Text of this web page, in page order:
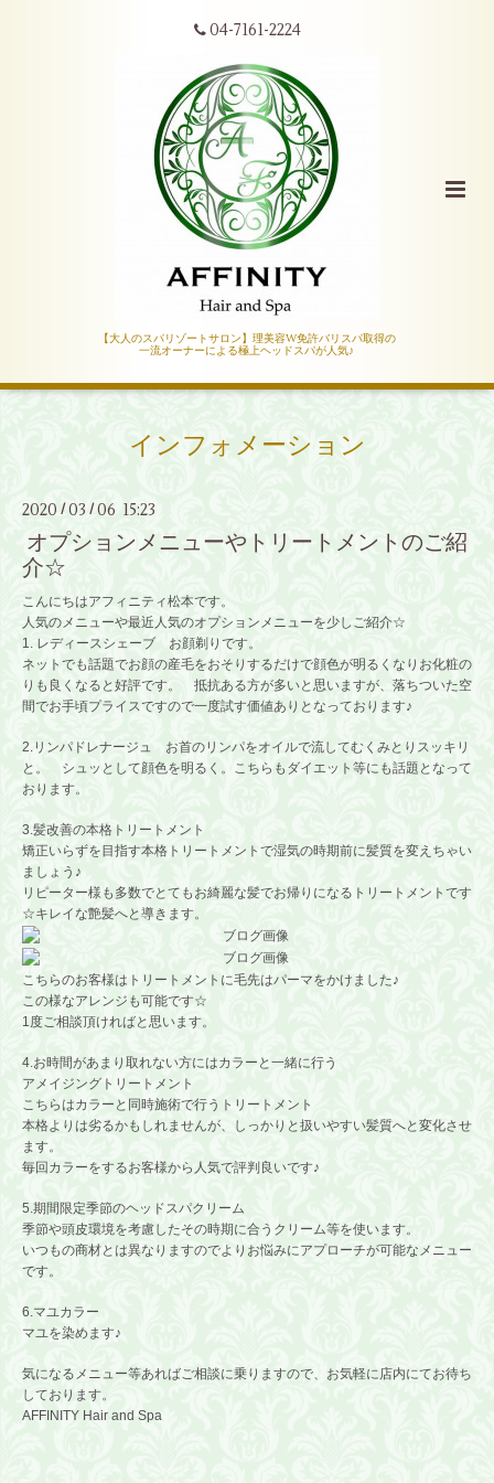
04-7161-2224
【大人のスパリゾートサロン】理美容W免許バリスパ取得の
一流オーナーによる極上ヘッドスパが人気♪
インフォメーション
2020 /03 / 06 15:23
オプションメニューやトリートメントのご紹
介☆
こんにちはアフィニティ松本です。
人気のメニューや最近人気のオプションメニューを少しご紹介☆
1. レディースシェーブ お顔剃りです。
ネットでも話題でお顔の産毛をおそりするだけで顔色が明るくなりお化粧の
りも良くなると好評です。 抵抗ある方が多いと思いますが、落ちついた空
間でお手頃プライスですので一度試す価値ありとなっております♪
2.リンパドレナージュ お首のリンパをオイルで流してむくみとりスッキリ
と。 シュッとして顔色を明るく。こちらもダイエット等にも話題となって
おります。
3.髪改善の本格トリートメント
矯正いらずを目指す本格トリートメントで湿気の時期前に髪質を変えちゃい
ましょう♪
リピーター様も多数でとてもお綺麗な髪でお帰りになるトリートメントです
☆キレイな艶髪へと導きます。
こちらのお客様はトリートメントに毛先はパーマをかけました♪
この様なアレンジも可能です☆
1度ご相談頂ければと思います。
4.お時間があまり取れない方にはカラーと一緒に行う
アメイジングトリートメント
こちらはカラーと同時施術で行うトリートメント
本格よりは劣るかもしれませんが、しっかりと扱いやすい髪質へと変化させ
ます。
毎回カラーをするお客様から人気で評判良いです♪
5.期間限定季節のヘッドスパクリーム
季節や頭皮環境を考慮したその時期に合うクリーム等を使います。
いつもの商材とは異なりますのでよりお悩みにアプローチが可能なメニュー
です。
6.マユカラー
マユを染めます♪
気になるメニュー等あればご相談に乗りますので、お気軽に店内にてお待ち
しております。
AFFINITY Hair and Spa